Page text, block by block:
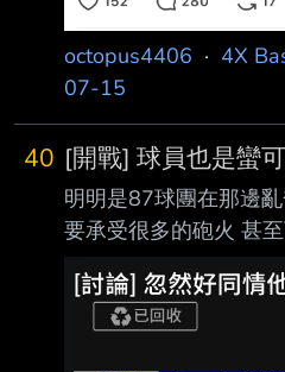
octopus4406 · 4X
07-15
40 [開戰] 球員也是蠻
明明是87球團在那邊
要承受很多的砲火 甚
是有強到不能放的程
賽季才花大錢買岱安
況這幾年兵役的問題